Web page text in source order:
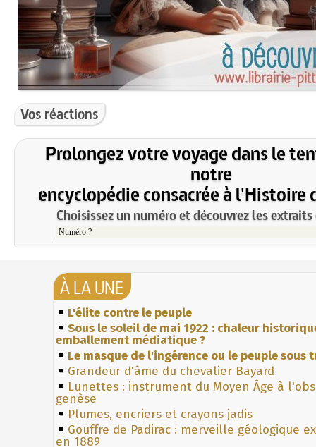
Vos réactions
Prolongez votre voyage dans le
notre
encyclopédie consacrée à l'Histoire
Choisissez un numéro et découvrez les
À LA UNE
L'élite contre le peuple
Sous le soleil de mai 1922 : chaleur
emballement médiatique ?
Le masque de l'ingérence ou le peuple sous
Grandeur d'âme du chevalier Bayard
Lunettes : instrument du Moyen Âge à
genèse
Plumes, encriers et crayons jadis
Gouffre de Padirac : merveille géologique
en 1889